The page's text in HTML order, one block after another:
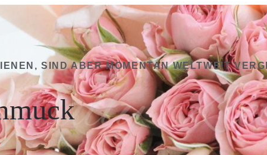
SIND ABER MOMENTAN WELTWEIT